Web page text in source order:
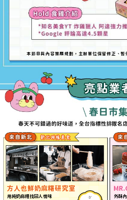
本 節 目與內容策展規劃，主辦單位保留修正、暫
方人也鮮奶麻糬研究室
用純奶麻糬找回人 情味
外酥